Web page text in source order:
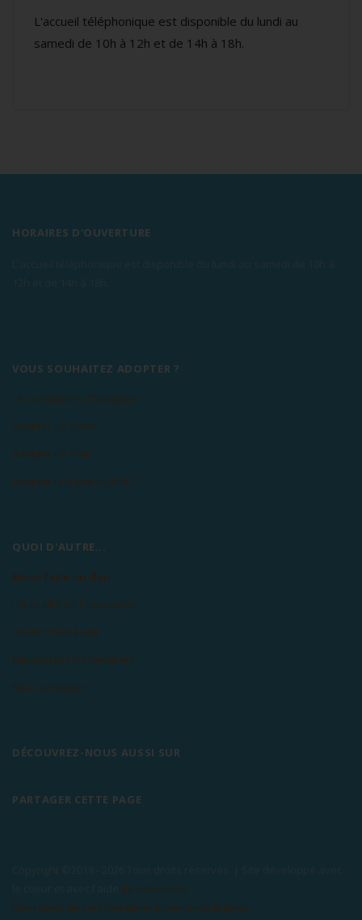
L'accueil téléphonique est disponible du lundi au
samedi de 10h à 12h et de 14h à 18h.
HORAIRES D'OUVERTURE
VOUS SOUHAITEZ ADOPTER ?
Les conditions d'adoption
Adopter un chien
Adopter un chat
Adopter un lapin ou N.A.C
QUOI D'AUTRE...
Nous faire un don
L'actualité de l'association
Devenir bénévole
Découvrez nos mécènes
Nous contacter
DÉCOUVREZ-NOUS AUSSI SUR
PARTAGER CETTE PAGE
de bénévoles
Nos règles de confidentialité & mentions légales